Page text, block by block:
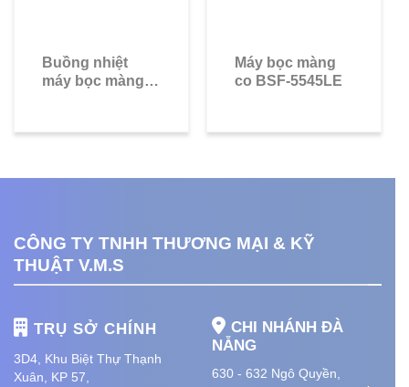
Buồng nhiệt
máy bọc màng
Máy bọc màng
co BSF-5545LE
CÔNG TY TNHH THƯƠNG MẠI & KỸ
THUẬT V.M.S
TRỤ SỞ CHÍNH
3D4, Khu Biệt Thự Thạnh
Xuân, KP 57,
CHI NHÁNH ĐÀ
NẴNG
630 - 632 Ngô Quyền,